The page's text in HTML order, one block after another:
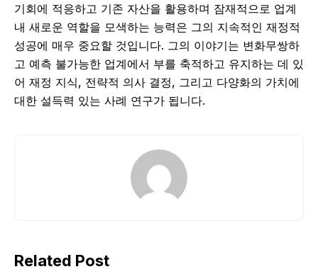
기회에 적응하고 기존 자산을 활용하며 잠재적으로 업계
내 새로운 역할을 모색하는 능력은 그의 지속적인 재정적
성공에 매우 중요할 것입니다. 그의 이야기는 변화무쌍하
고 예측 불가능한 업계에서 부를 축적하고 유지하는 데 있
어 재정 지식, 전략적 의사 결정, 그리고 다양화의 가치에
대한 설득력 있는 사례 연구가 됩니다.
Related Post